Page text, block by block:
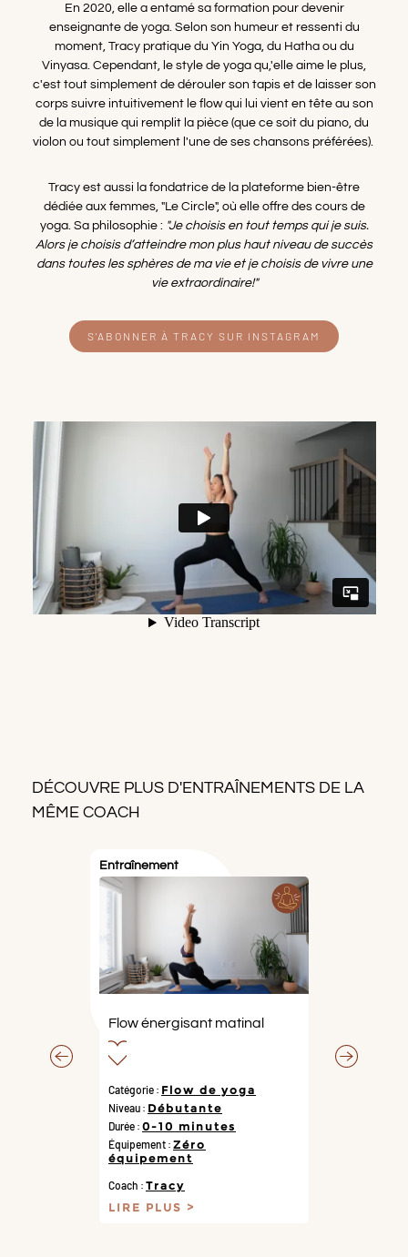
En 2020, elle a entamé sa formation pour devenir
enseignante de yoga. Selon son humeur et ressenti du
moment, Tracy pratique du Yin Yoga, du Hatha ou du
Vinyasa. Cependant, le style de yoga qu,'elle aime le plus,
c'est tout simplement de dérouler son tapis et de laisser son
corps suivre intuitivement le flow qui lui vient en tête au son
de la musique qui remplit la pièce (que ce soit du piano, du
violon ou tout simplement l'une de ses chansons préférées).
Tracy est aussi la fondatrice de la plateforme bien-être
dédiée aux femmes, "Le Circle", où elle offre des cours de
yoga. Sa philosophie : "Je choisis en tout temps qui je suis.
Alors je choisis d’atteindre mon plus haut niveau de succès
dans toutes les sphères de ma vie et je choisis de vivre une
vie extraordinaire!"
S'ABONNER À TRACY SUR INSTAGRAM
DÉCOUVRE PLUS D'ENTRAÎNEMENTS DE LA
MÊME COACH
Entraînement
Flow énergisant matinal
Catégorie : Flow de yoga
Niveau : Débutante
Durée : 0-10 minutes
Équipement : Zéro
équipement
Coach : Tracy
LIRE PLUS